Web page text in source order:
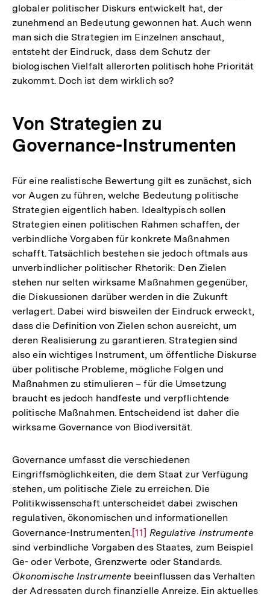
globaler politischer Diskurs entwickelt hat, der
zunehmend an Bedeutung gewonnen hat. Auch wenn
man sich die Strategien im Einzelnen anschaut,
entsteht der Eindruck, dass dem Schutz der
biologischen Vielfalt allerorten politisch hohe Priorität
zukommt. Doch ist dem wirklich so?
Von Strategien zu
Governance-Instrumenten
Für eine realistische Bewertung gilt es zunächst, sich
vor Augen zu führen, welche Bedeutung politische
Strategien eigentlich haben. Idealtypisch sollen
Strategien einen politischen Rahmen schaffen, der
verbindliche Vorgaben für konkrete Maßnahmen
schafft. Tatsächlich bestehen sie jedoch oftmals aus
unverbindlicher politischer Rhetorik: Den Zielen
stehen nur selten wirksame Maßnahmen gegenüber,
die Diskussionen darüber werden in die Zukunft
verlagert. Dabei wird bisweilen der Eindruck erweckt,
dass die Definition von Zielen schon ausreicht, um
deren Realisierung zu garantieren. Strategien sind
also ein wichtiges Instrument, um öffentliche Diskurse
über politische Probleme, mögliche Folgen und
Maßnahmen zu stimulieren – für die Umsetzung
braucht es jedoch handfeste und verpflichtende
politische Maßnahmen. Entscheidend ist daher die
wirksame Governance von Biodiversität.
Governance umfasst die verschiedenen
Eingriffsmöglichkeiten, die dem Staat zur Verfügung
stehen, um politische Ziele zu erreichen. Die
Politikwissenschaft unterscheidet dabei zwischen
regulativen, ökonomischen und informationellen
Governance-Instrumenten.Zur
Auflösung
der
Fußnote
[11] Regulative Instrumente
sind verbindliche Vorgaben des Staates, zum Beispiel
Ge- oder Verbote, Grenzwerte oder Standards.
Ökonomische Instrumente beeinflussen das Verhalten
der Adressaten durch finanzielle Anreize. Ein aktuelles